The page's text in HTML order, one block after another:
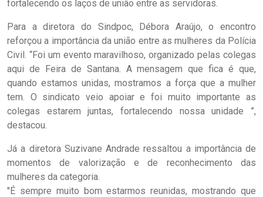
fortalecendo os laços de união entre as servidoras.
Para a diretora do Sindpoc, Débora Araújo, o encontro
reforçou a importância da união entre as mulheres da Polícia
Civil. “Foi um evento maravilhoso, organizado pelas colegas
aqui de Feira de Santana. A mensagem que fica é que,
quando estamos unidas, mostramos a força que a mulher
tem. O sindicato veio apoiar e foi muito importante as
colegas estarem juntas, fortalecendo nossa unidade ”,
destacou.
Já a diretora Suzivane Andrade ressaltou a importância de
momentos de valorização e de reconhecimento das
mulheres da categoria.
"É sempre muito bom estarmos reunidas, mostrando que